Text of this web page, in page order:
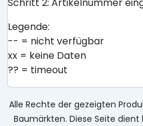
Legende:
-- = nicht verfügbar
xx = keine Daten
?? = timeout
Alle Rechte der gezeigten
Baumärkten. Diese Seite